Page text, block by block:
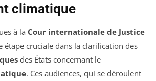
climatique
à la Cour internationale de Justice
étape cruciale dans la clarification des
des États concernant le
. Ces audiences, qui se déroulent